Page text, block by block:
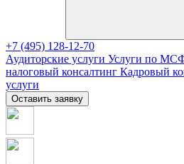
+7 (495) 128-12-70
Аудиторские услуги Услуги по
налоговый консалтинг Кадровый
услуги
Оставить заявку